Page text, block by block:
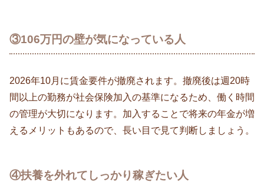
③106万円の壁が気になっている人
2026年10月に賃金要件が撤廃されます。撤廃後は週20時
間以上の勤務が社会保険加入の基準になるため、働く時間
の管理が大切になります。加入することで将来の年金が増
えるメリットもあるので、長い目で見て判断しましょう。
④扶養を外れてしっかり稼ぎたい人